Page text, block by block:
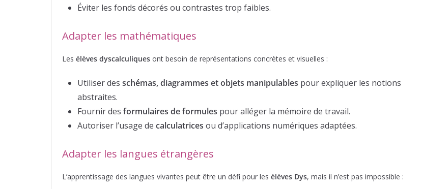
Éviter les fonds décorés ou contrastes trop faibles.
Adapter les mathématiques
Les élèves dyscalculiques ont besoin de représentations concrètes et visuelles :
Utiliser des schémas, diagrammes et objets manipulables pour expliquer les notions
abstraites.
Fournir des formulaires de formules pour alléger la mémoire de travail.
Autoriser l’usage de calculatrices ou d’applications numériques adaptées.
Adapter les langues étrangères
L’apprentissage des langues vivantes peut être un défi pour les élèves Dys, mais il n’est pas impossible :